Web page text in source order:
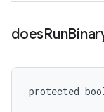
doesRun
protected